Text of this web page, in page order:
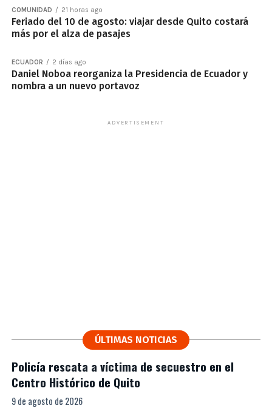
COMUNIDAD 21 horas ago
Feriado del 10 de agosto: viajar desde Quito costará
más por el alza de pasajes
ECUADOR 2 días ago
Daniel Noboa reorganiza la Presidencia de Ecuador y
nombra a un nuevo portavoz
ADVERTISEMENT
ÚLTIMAS NOTICIAS
Policía rescata a víctima de secuestro en el
Centro Histórico de Quito
9 de agosto de 2026